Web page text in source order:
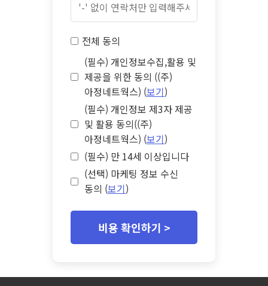
전체 동의
(필수) 개인정보수집,활용 및
제공을 위한 동의 ((주)
아정네트웍스) (보기)
(필수) 개인정보 제3자 제공
및 활용 동의((주)
아정네트웍스) (보기)
(필수) 만 14세 이상입니다
(선택) 마케팅 정보 수신
동의 (보기)
비용 확인하기 >